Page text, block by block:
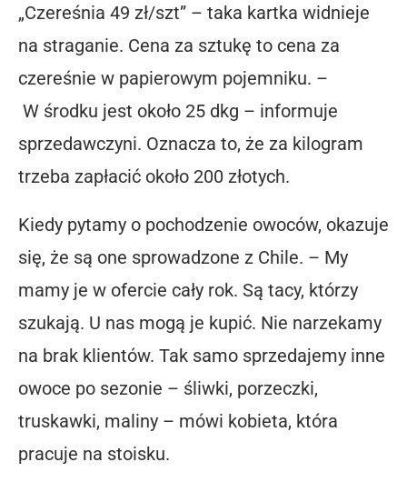
„Czereśnia 49 zł/szt” – taka kartka widnieje
na straganie. Cena za sztukę to cena za
czereśnie w papierowym pojemniku. –
W środku jest około 25 dkg – informuje
sprzedawczyni. Oznacza to, że za kilogram
trzeba zapłacić około 200 złotych.
Kiedy pytamy o pochodzenie owoców, okazuje
się, że są one sprowadzone z Chile. – My
mamy je w ofercie cały rok. Są tacy, którzy
szukają. U nas mogą je kupić. Nie narzekamy
na brak klientów. Tak samo sprzedajemy inne
owoce po sezonie – śliwki, porzeczki,
truskawki, maliny – mówi kobieta, która
pracuje na stoisku.